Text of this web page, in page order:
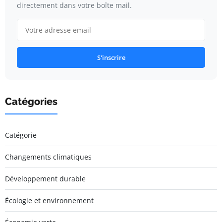
directement dans votre boîte mail.
S'inscrire
Catégories
Catégorie
Changements climatiques
Développement durable
Écologie et environnement